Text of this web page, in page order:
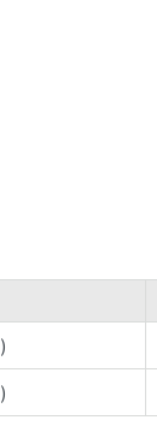
)
)